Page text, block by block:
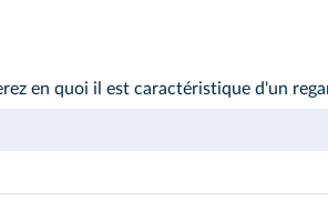
en quoi il est caractéristique d'un